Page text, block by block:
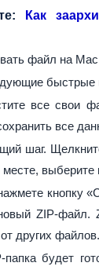
Как
файл на Mac
быстрые
все свои
все
шаг.
выберите
кнопку
ZIP-
других файлов.
папка будет